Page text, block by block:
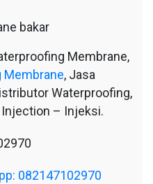
bakar
Membrane,
Membrane, Jasa
Waterproofing,
Injection – Injeksi.
082147102970